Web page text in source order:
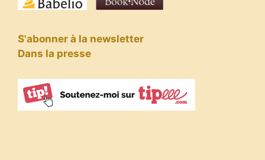
S'abonner à la newsletter
Dans la presse